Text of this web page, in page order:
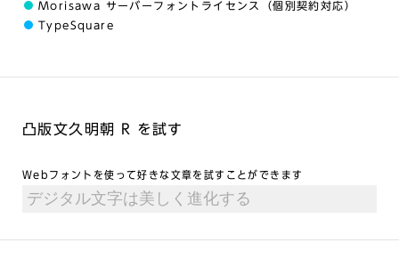
Morisawa サーバーフォントライセンス（個別契約対応）
TypeSquare
凸版文久明朝 R を試す
Webフォントを使って好きな文章を試すことができます